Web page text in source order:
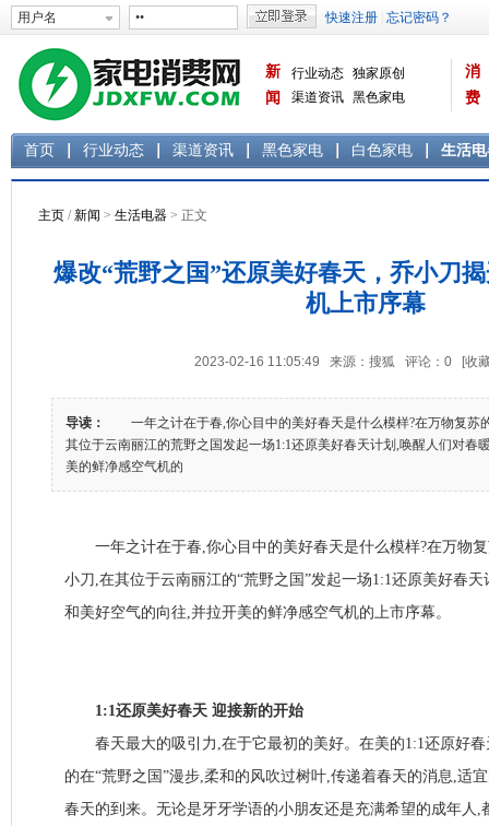
新
闻
行业动态 独家原创
渠道资讯 黑色家电
消
费
首页 行业动态 渠道资讯 黑色家电 白色家电 生活
主页 /新闻 > 生活电器 > 正文
爆改“荒野之国”还原美好春天，乔小刀
机上市序幕
2023-02-16 11:05:49 来源：搜狐 评论： 0 [收
导读：
一年之计在于春,你心目中的美好春天是什么模样?在万物复苏
其位于云南丽江的荒野之国发起一场1:1还原美好春天计划,唤醒人们对春
美的鲜净感空气机的
一年之计在于春,你心目中的美好春天是什么模样?在万物复
小刀,在其位于云南丽江的“荒野之国”发起一场1:1还原美好春
和美好空气的向往,并拉开美的鲜净感空气机的上市序幕。
1:1还原美好春天 迎接新的开始
春天最大的吸引力,在于它最初的美好。在美的1:1还原好春
的在“荒野之国”漫步,柔和的风吹过树叶,传递着春天的消息,适
春天的到来。无论是牙牙学语的小朋友还是充满希望的成年人,